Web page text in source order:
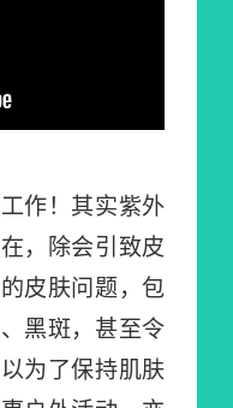
作！其实紫外
，除会引致皮
皮肤问题，包
黑斑，甚至令
为了保持肌肤